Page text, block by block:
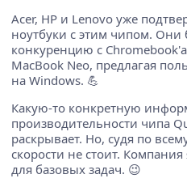
Acer, HP и Lenovo уже
ноутбуки с этим чипом.
конкуренцию с
MacBook Neo, предлагая
на Windows. 💪
Какую-то конкретную
производительности чипа
раскрывает. Но, судя по
скорости не стоит.
для базовых задач. 😉